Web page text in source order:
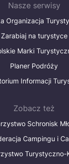
Nasze serwisy
Organizacja
Zarabiaj na turystyce
Marki
Planer Podróży
Informacji
Zobacz też
Schronisk
Campingu i
Turystyczno-